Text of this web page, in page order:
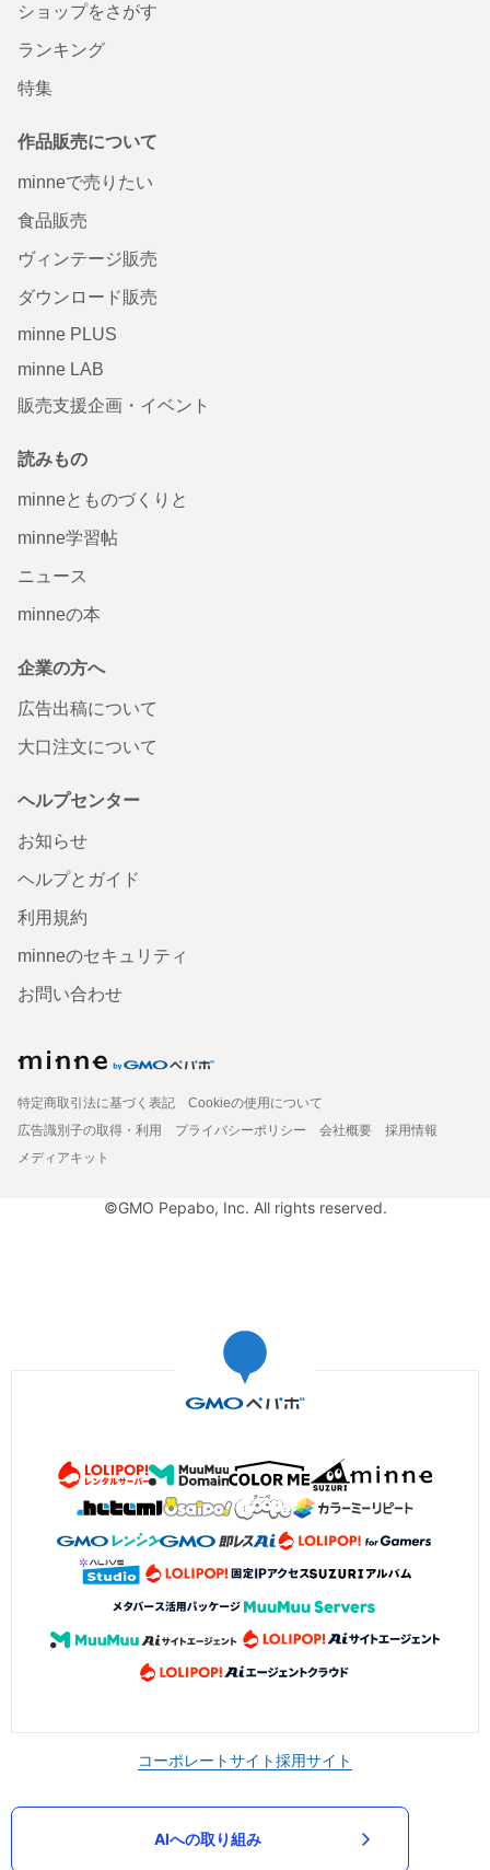
ショップをさがす
ランキング
特集
作品販売について
minneで売りたい
食品販売
ヴィンテージ販売
ダウンロード販売
minne PLUS
minne LAB
販売支援企画・イベント
読みもの
minneとものづくりと
minne学習帖
ニュース
minneの本
企業の方へ
広告出稿について
大口注文について
ヘルプセンター
お知らせ
ヘルプとガイド
利用規約
minneのセキュリティ
お問い合わせ
特定商取引法に基づく表記
Cookieの使用について
広告識別子の取得・利用
プライバシーポリシー 会社概要
採用情報
メディアキット
©GMO Pepabo, Inc. All rights reserved.
コーポレートサイト採用サイト
AIへの取り組み